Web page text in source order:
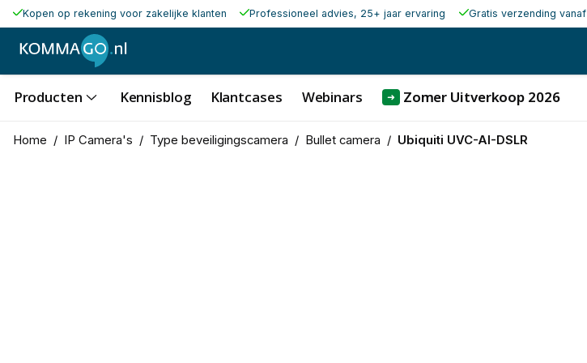
Kopen op rekening voor zakelijke klanten Professioneel advies, 25+ jaar ervaring Gratis verzending vanaf
Producten Kennisblog Klantcases Webinars ➜ Zomer Uitverkoop 2026
Home / IP Camera's / Type beveiligingscamera / Bullet camera / Ubiquiti UVC-AI-DSLR